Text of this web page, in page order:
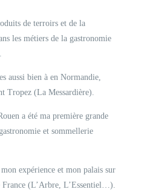
de terroirs et de la
les métiers de la gastronomie
aussi bien à en Normandie,
Tropez (La Messardière).
a été ma première grande
et sommellerie
expérience et mon palais sur
France (L’Arbre, L’Essentiel…).